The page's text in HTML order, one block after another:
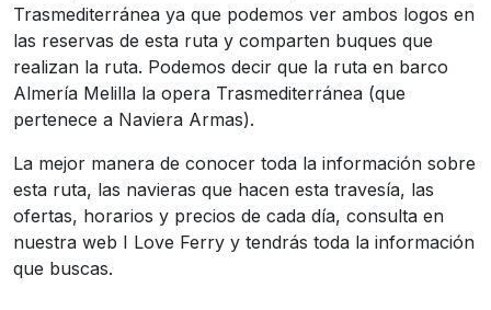
Trasmediterránea ya que podemos ver ambos logos en
las reservas de esta ruta y comparten buques que
realizan la ruta. Podemos decir que la ruta en barco
Almería Melilla la opera Trasmediterránea (que
pertenece a Naviera Armas).
La mejor manera de conocer toda la información sobre
esta ruta, las navieras que hacen esta travesía, las
ofertas, horarios y precios de cada día, consulta en
nuestra web I Love Ferry y tendrás toda la información
que buscas.